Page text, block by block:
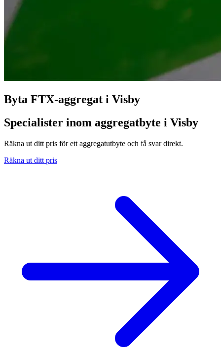
Byta FTX-aggregat i Visby
Specialister inom aggregatbyte i Visby
Räkna ut ditt pris för ett aggregatutbyte och få svar direkt.
Räkna ut ditt pris